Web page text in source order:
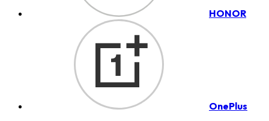
HONOR
OnePlus